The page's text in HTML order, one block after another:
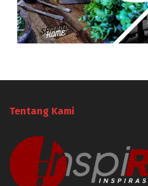
Tentang Kami